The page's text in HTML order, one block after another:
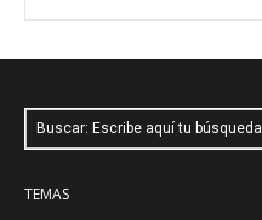
Buscar: Escribe aquí tu búsqueda
TEMAS